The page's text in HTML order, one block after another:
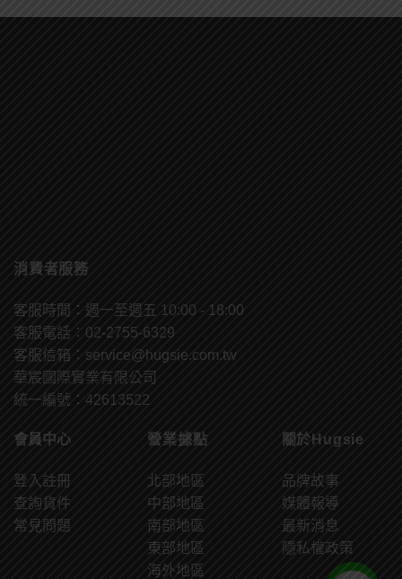
消費者服務
客服時間：週一至週五 10:00 - 18:00
客服電話：02-2755-6329
客服信箱： service@hugsie.com.tw
華宸國際實業有限公司
統一編號：42613522
會員中心
登入註冊
查詢貨件
常見問題
營業據點
北部地區
中部地區
南部地區
東部地區
海外地區
關於Hugsie
品牌故事
媒體報導
最新消息
隱私權政策